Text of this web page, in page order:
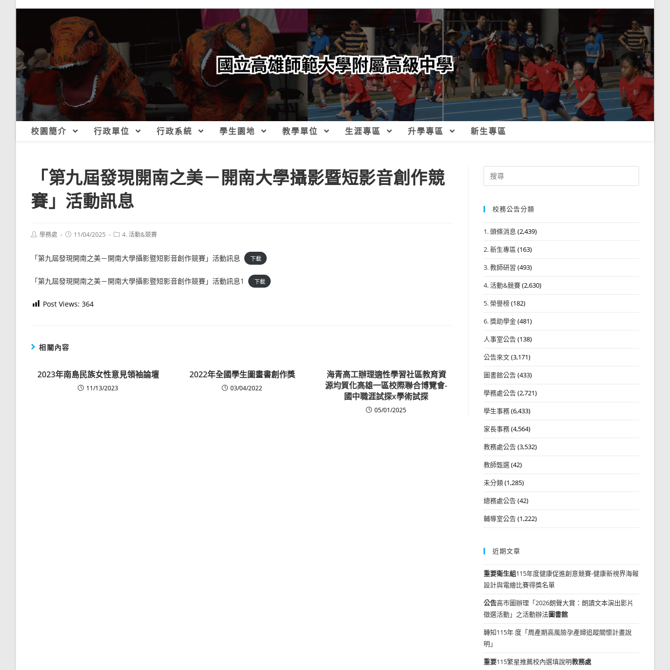
校園簡介 行政單位 行政系統 學生園地 教學單位 生涯專區 升學專區 新生專區
「第九屆發現開南之美－開南大學攝影暨短影音創作競
賽」活動訊息
Post學務處
Post11/04/2025
Post4. 活動&競賽
「第九屆發現開南之美－開南大學攝影暨短影音創作競賽」活動訊息 下載
「第九屆發現開南之美－開南大學攝影暨短影音創作競賽」活動訊息1 下載
Post Views: 364
相關內容
2023年南島民族女性意見領袖論壇
11/13/2023
2022年全國學生圖畫書創作獎
03/04/2022
海青高工辦理適性學習社區教育資
源均質化高雄一區校際聯合博覽會-
國中職涯試探x學術試探
05/01/2025
Search
for:
校務公告分類
1. 頭條消息 (2,439)
2. 新生專區 (163)
3. 教師研習 (493)
4. 活動&競賽(2,630)
5. 榮譽榜(182)
6. 獎助學金(481)
人事室公告(138)
公告來文(3,171)
圖書館公告(433)
學務處公告(2,721)
學生事務(6,433)
家長事務(4,564)
教務處公告(3,532)
教師甄選(42)
未分類(1,285)
總務處公告(42)
輔導室公告(1,222)
近期文章
重要衛生組115年度健康促進創意競賽-健康新視界海報
設計與電繪比賽得獎名單
公告高市圖辦理「2026朗聲大賞：朗讀文本演出影片
徵選活動」之活動辦法圖書館
轉知115年 度「周產期高風險孕產婦追蹤關懷計畫說
明」
重要115繁星推薦校內選填說明教務處